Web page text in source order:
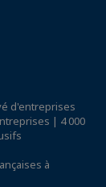
d'entreprises
| 4 000
à